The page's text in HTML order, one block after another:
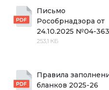
Письмо
Рособрнадзора от
24.10.2025 №04-363
253,1 КБ
Правила
бланков 2025-26